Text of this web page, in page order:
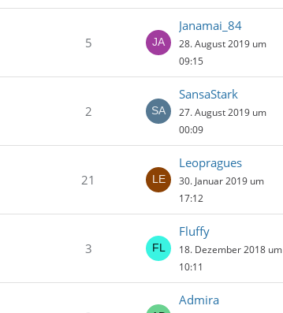
5
Janamai_84
28. August 2019 um
09:15
2
SansaStark
27. August 2019 um
00:09
21
Leopragues
30. Januar 2019 um
17:12
3
Fluffy
18. Dezember 2018 um
10:11
Admira